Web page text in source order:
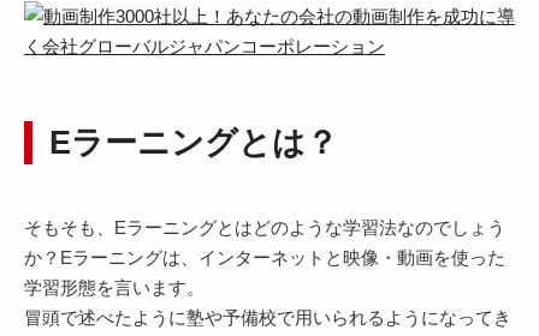
Eラーニングとは？
そもそも、Eラーニングとはどのような学習法なのでしょう
か？Eラーニングは、インターネットと映像・動画を使った
学習形態を言います。
冒頭で述べたように塾や予備校で用いられるようになってき